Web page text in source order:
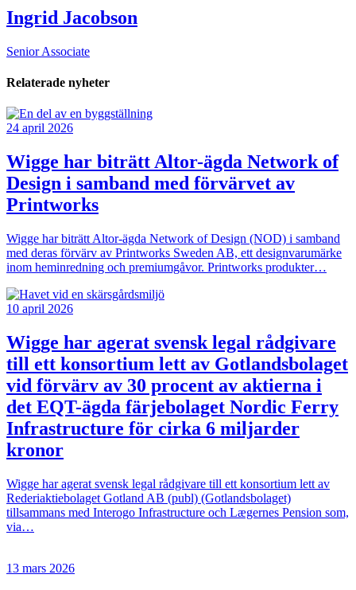
Ingrid Jacobson
Senior Associate
Relaterade nyheter
24 april 2026
Wigge har biträtt Altor-ägda Network of
Design i samband med förvärvet av
Printworks
Wigge har biträtt Altor-ägda Network of Design (NOD) i samband
med deras förvärv av Printworks Sweden AB, ett designvarumärke
inom heminredning och premiumgåvor. Printworks produkter…
10 april 2026
Wigge har agerat svensk legal rådgivare
till ett konsortium lett av Gotlandsbolaget
vid förvärv av 30 procent av aktierna i
det EQT-ägda färjebolaget Nordic Ferry
Infrastructure för cirka 6 miljarder
kronor
Wigge har agerat svensk legal rådgivare till ett konsortium lett av
Rederiaktiebolaget Gotland AB (publ) (Gotlandsbolaget)
tillsammans med Interogo Infrastructure och Lægernes Pension som,
via…
13 mars 2026